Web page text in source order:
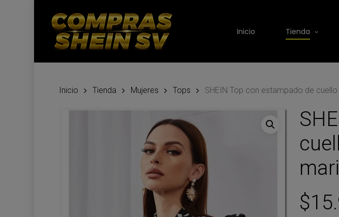
Inicio Tienda
Inicio Tienda Mujeres Tops SHEIN Top con estampado de
$